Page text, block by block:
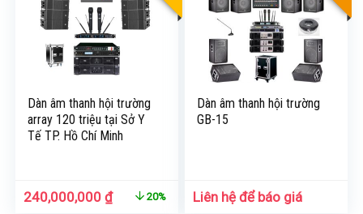
Dàn âm thanh hội trường
array 120 triệu tại Sở Y
Tế TP. Hồ Chí Minh
240,000,000₫ 20%
Dàn âm thanh hội trường
GB-15
Liên hệ để báo giá